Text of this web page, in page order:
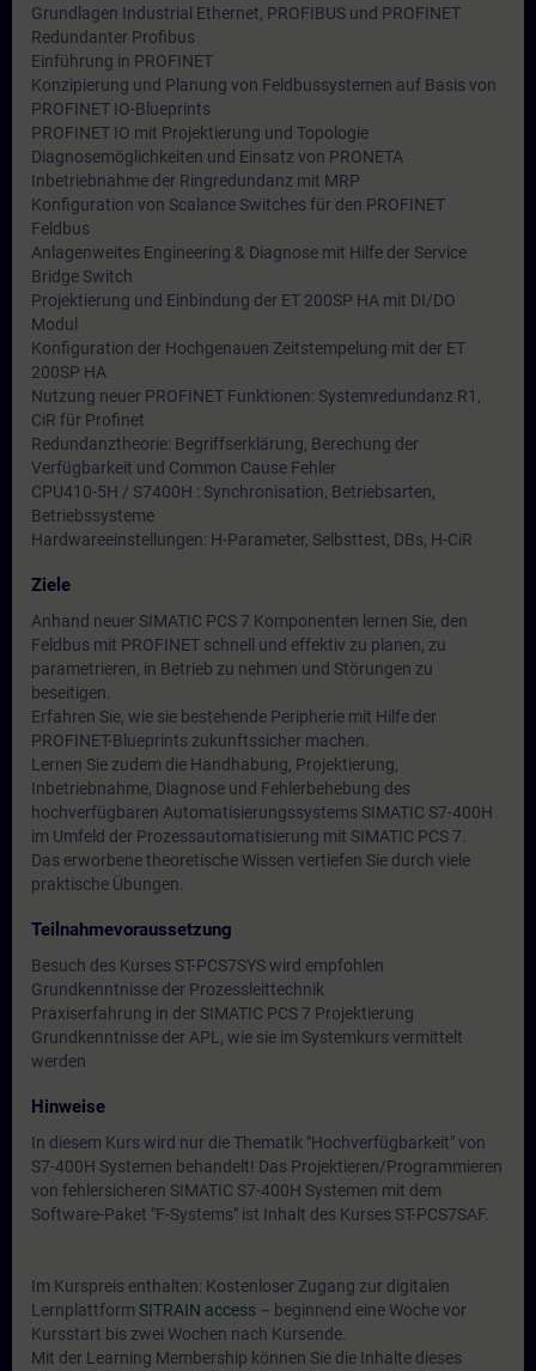
Grundlagen Industrial Ethernet, PROFIBUS und PROFINET
Redundanter Profibus
Einführung in PROFINET
Konzipierung und Planung von Feldbussystemen auf Basis von
PROFINET IO-Blueprints
PROFINET IO mit Projektierung und Topologie
Diagnosemöglichkeiten und Einsatz von PRONETA
Inbetriebnahme der Ringredundanz mit MRP
Konfiguration von Scalance Switches für den PROFINET
Feldbus
Anlagenweites Engineering & Diagnose mit Hilfe der Service
Bridge Switch
Projektierung und Einbindung der ET 200SP HA mit DI/DO
Modul
Konfiguration der Hochgenauen Zeitstempelung mit der ET
200SP HA
Nutzung neuer PROFINET Funktionen: Systemredundanz R1,
CiR für Profinet
Redundanztheorie: Begriffserklärung, Berechung der
Verfügbarkeit und Common Cause Fehler
CPU410-5H / S7400H : Synchronisation, Betriebsarten,
Betriebssysteme
Hardwareeinstellungen: H-Parameter, Selbsttest, DBs, H-CiR
Ziele
Anhand neuer SIMATIC PCS 7 Komponenten lernen Sie, den
Feldbus mit PROFINET schnell und effektiv zu planen, zu
parametrieren, in Betrieb zu nehmen und Störungen zu
beseitigen.
Erfahren Sie, wie sie bestehende Peripherie mit Hilfe der
PROFINET-Blueprints zukunftssicher machen.
Lernen Sie zudem die Handhabung, Projektierung,
Inbetriebnahme, Diagnose und Fehlerbehebung des
hochverfügbaren Automatisierungssystems SIMATIC S7-400H
im Umfeld der Prozessautomatisierung mit SIMATIC PCS 7.
Das erworbene theoretische Wissen vertiefen Sie durch viele
praktische Übungen.
Teilnahmevoraussetzung
Besuch des Kurses ST-PCS7SYS wird empfohlen
Grundkenntnisse der Prozessleittechnik
Praxiserfahrung in der SIMATIC PCS 7 Projektierung
Grundkenntnisse der APL, wie sie im Systemkurs vermittelt
werden
Hinweise
In diesem Kurs wird nur die Thematik "Hochverfügbarkeit" von
S7-400H Systemen behandelt! Das Projektieren/Programmieren
von fehlersicheren SIMATIC S7-400H Systemen mit dem
Software-Paket "F-Systems" ist Inhalt des Kurses ST-PCS7SAF.
Im Kurspreis enthalten: Kostenloser Zugang zur digitalen
Lernplattform SITRAIN access – beginnend eine Woche vor
Kursstart bis zwei Wochen nach Kursende.
Mit der Learning Membership können Sie die Inhalte dieses